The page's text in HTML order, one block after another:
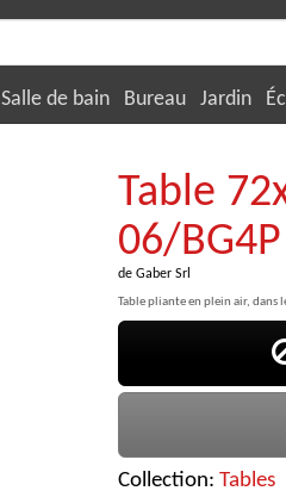
Salle de bain Bureau Jardin
Table
06/BG4P
de Gaber Srl
Table pliante en plein air,
Collection: Tables